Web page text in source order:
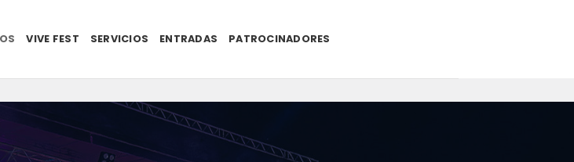
VIVE FEST SERVICIOS ENTRADAS PATROCINADORES